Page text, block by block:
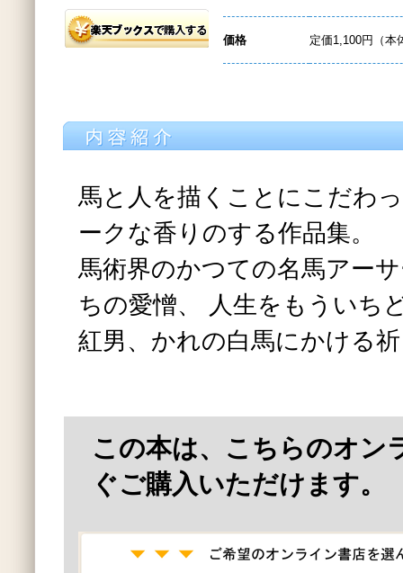
価格 定価1,100円（本
馬と人を描くことにこだわ
ークな香りのする作品集。
馬術界のかつての名馬アー
ちの愛憎、 人生をもういち
紅男、かれの白馬にかける
この本は、こちらのオン
ぐご購入いただけます。